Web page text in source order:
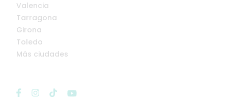
Valencia
Tarragona
Girona
Toledo
Más ciudades